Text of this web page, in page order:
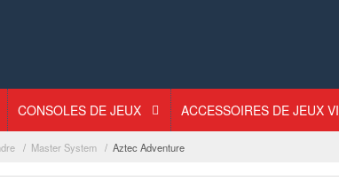
CONSOLES DE JEUX ACCESSOIRES DE JEUX
Master System Aztec Adventure